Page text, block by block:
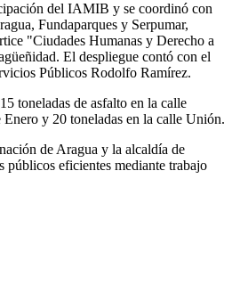
del IAMIB y se coordinó con
Fundaparques y Serpumar,
"Ciudades Humanas y Derecho a
El despliegue contó con el
Públicos Rodolfo Ramírez.
toneladas de asfalto en la calle
y 20 toneladas en la calle Unión.
de Aragua y la alcaldía de
públicos eficientes mediante trabajo